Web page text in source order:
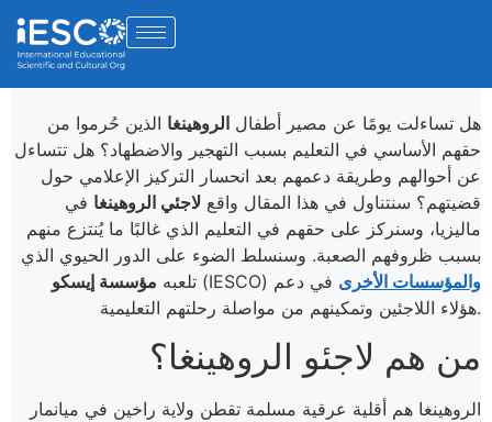
هل تساءلت يومًا عن مصير أطفال الروهينغا الذين حُرموا من
حقهم الأساسي في التعليم بسبب التهجير والاضطهاد؟ هل تتساءل
عن أحوالهم وطريقة دعمهم بعد انحسار التركيز الإعلامي حول
قضيتهم؟ سنتناول في هذا المقال واقع لاجئي الروهينغا في
ماليزيا، وسنركز على حقهم في التعليم الذي غالبًا ما يُنتزع منهم
بسبب ظروفهم الصعبة. وسنسلط الضوء على الدور الحيوي الذي
تلعبه مؤسسة إيسكو (IESCO) والمؤسسات الأخرى في دعم
هؤلاء اللاجئين وتمكينهم من مواصلة رحلتهم التعليمية.
من هم لاجئو الروهينغا؟
الروهينغا هم أقلية عرقية مسلمة تقطن ولاية راخين في ميانمار